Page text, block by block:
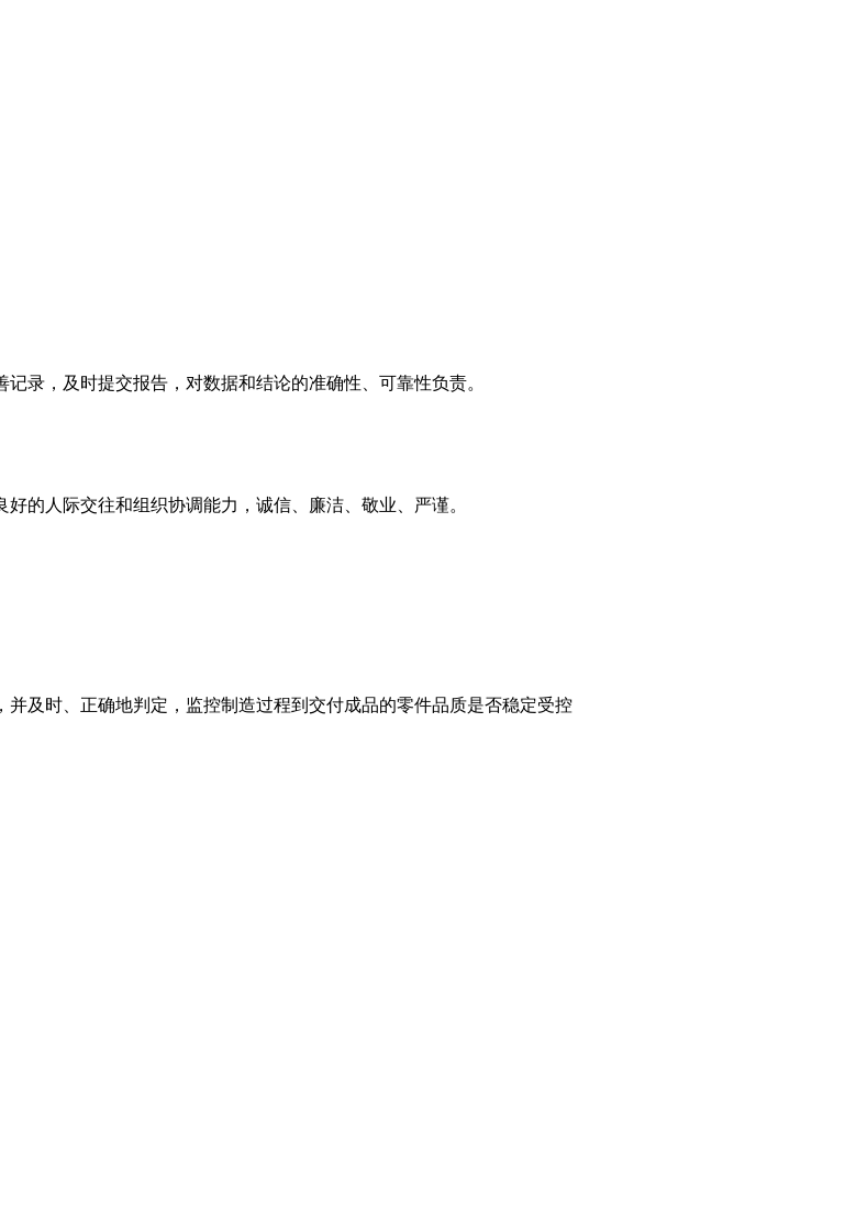
录，及时提交报告，对数据和结论的准确性、可靠性负责。
的人际交往和组织协调能力，诚信、廉洁、敬业、严谨。
及时、正确地判定，监控制造过程到交付成品的零件品质是否稳定受控